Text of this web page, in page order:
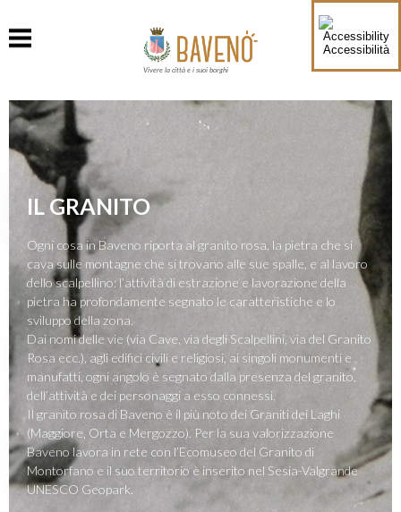
Accessibilità
Vivere la città e i suoi borghi
IL GRANITO
Ogni cosa in Baveno riporta al granito rosa, la pietra che si
cava sulle montagne che si trovano alle sue spalle, e al lavoro
dello scalpellino: l’attività di estrazione e lavorazione della
pietra ha profondamente segnato le caratteristiche e lo
sviluppo della zona.
Dai nomi delle vie (via Cave, via degli Scalpellini, via del Granito
Rosa ecc.), agli edifici civili e religiosi, ai singoli monumenti e
manufatti, ogni angolo è segnato dalla presenza del granito,
dell’attività e dei personaggi a esso connessi.
Il granito rosa di Baveno è il più noto dei Graniti dei Laghi
(Maggiore, Orta e Mergozzo). Per la sua valorizzazione
Baveno lavora in rete con l’Ecomuseo del Granito di
Montorfano e il suo territorio è inserito nel Sesia-Valgrande
UNESCO Geopark.